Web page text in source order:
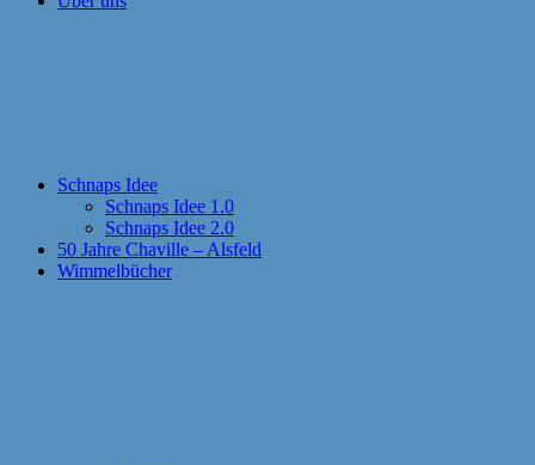
Schnaps Idee
Schnaps Idee 1.0
Schnaps Idee 2.0
50 Jahre Chaville – Alsfeld
Wimmelbücher